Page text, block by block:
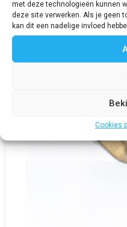
met deze technologieën kunnen
deze site verwerken. Als je geen
kan dit een nadelige invloed
Cookies